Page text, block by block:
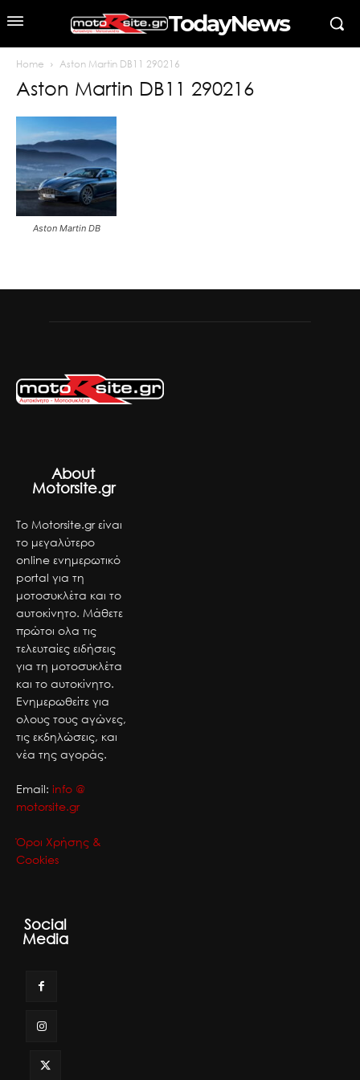
TodayNews
Home Aston Martin DB11 290216
Aston Martin DB11 290216
Aston Martin DB
About
Motorsite.gr
Το Motorsite.gr είναι
το μεγαλύτερο
online ενημερωτικό
portal για τη
μοτοσυκλέτα και το
αυτοκίνητο. Μάθετε
πρώτοι ολα τις
τελευταίες ειδήσεις
για τη μοτοσυκλέτα
και το αυτοκίνητο.
Ενημερωθείτε για
ολους τους αγώνες,
τις εκδηλώσεις, και
νέα της αγοράς.
Email: info @
motorsite.gr
Όροι Χρήσης &
Cookies
Social
Media